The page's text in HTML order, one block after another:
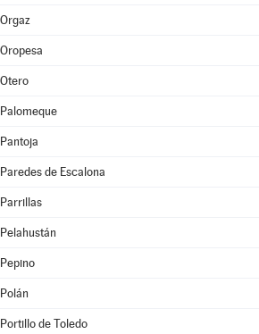
Orgaz
Oropesa
Otero
Palomeque
Pantoja
Paredes de Escalona
Parrillas
Pelahustán
Pepino
Polán
Portillo de Toledo